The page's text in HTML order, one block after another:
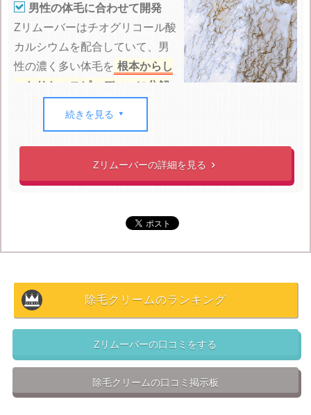
 男性の体毛に合わせて開発
Zリムーバーはチオグリコール酸
カルシウムを配合していて、男
性の濃く多い体毛を 根本からし
っかりかつスピーディーに分解
独自のマスキング加工により
ただ毛がないだけでなく、 より滑らかな肌に仕上がりま
 安心の実績
Zリムーバーは シリーズ累計販売数180万本超え 、皆様
に愛されて20年、ロングセラーの除毛クリーム
ンケートでは
しています！ そんなおかげもあって、リピート率は驚異
の96.3%！
続きを見る 
Zリムーバーの詳細を見る 
除毛クリームのランキング
Zリムーバーの口コミをする
除毛クリームの口コミ掲示板